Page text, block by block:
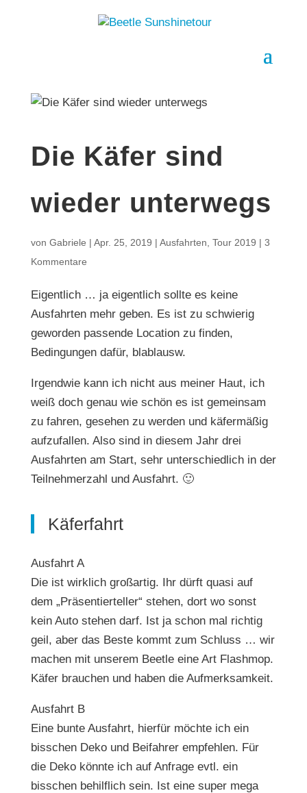
Die Käfer sind
wieder unterwegs
von Gabriele | Apr. 25, 2019 | Ausfahrten Tour 2019 | 3
Kommentare
Eigentlich … ja eigentlich sollte es keine
Ausfahrten mehr geben. Es ist zu schwierig
geworden passende Location zu finden,
Bedingungen dafür, blablausw.
Irgendwie kann ich nicht aus meiner Haut, ich
weiß doch genau wie schön es ist gemeinsam
zu fahren, gesehen zu werden und käfermäßig
aufzufallen. Also sind in diesem Jahr drei
Ausfahrten am Start, sehr unterschiedlich in der
Teilnehmerzahl und Ausfahrt. 🙂
Käferfahrt
Ausfahrt A
Die ist wirklich großartig. Ihr dürft quasi auf
dem „Präsentierteller“ stehen, dort wo sonst
kein Auto stehen darf. Ist ja schon mal richtig
geil, aber das Beste kommt zum Schluss … wir
machen mit unserem Beetle eine Art Flashmop.
Käfer brauchen und haben die Aufmerksamkeit.
Ausfahrt B
Eine bunte Ausfahrt, hierfür möchte ich ein
bisschen Deko und Beifahrer empfehlen. Für
die Deko könnte ich auf Anfrage evtl. ein
bisschen behilflich sein. Ist eine super mega